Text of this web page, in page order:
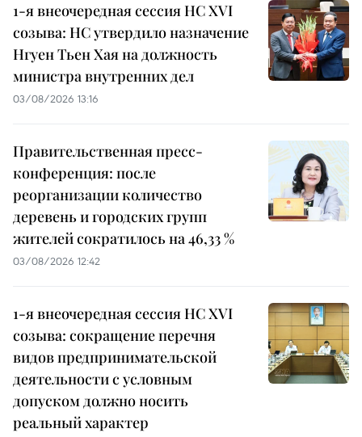
1-я внеочередная сессия НС XVI
созыва: НС утвердило назначение
Нгуен Тьен Хая на должность
министра внутренних дел
03/08/2026 13:16
Правительственная пресс-
конференция: после
реорганизации количество
деревень и городских групп
жителей сократилось на 46,33 %
03/08/2026 12:42
1-я внеочередная сессия НС XVI
созыва: сокращение перечня
видов предпринимательской
деятельности с условным
допуском должно носить
реальный характер